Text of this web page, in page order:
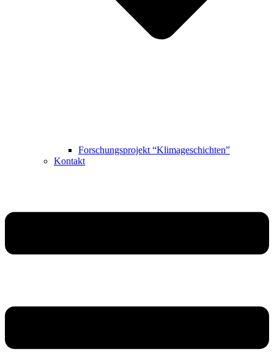
Forschungsprojekt “Klimageschichten”
Kontakt